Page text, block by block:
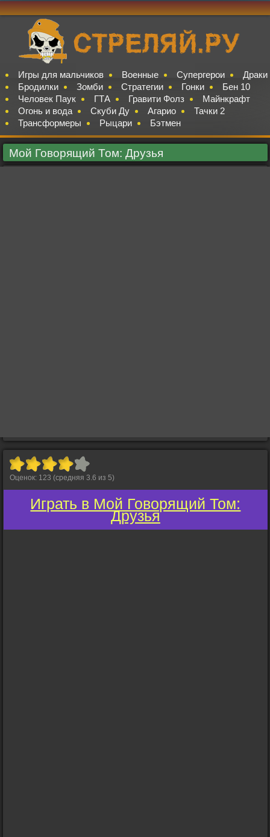
Игры для мальчиков Военные Супергерои
Драки
Бродилки
Зомби Стратегии Гонки
Бен 10
Человек Паук
ГТА Гравити Фолз
Майнкрафт
Огонь и вода
Скуби Ду Агарио
Тачки 2
Трансформеры
Рыцари Бэтмен
Мой Говорящий Том: Друзья
Оценок: 123 (средняя 3.6 из 5)
Играть в Мой Говорящий Том:
Друзья